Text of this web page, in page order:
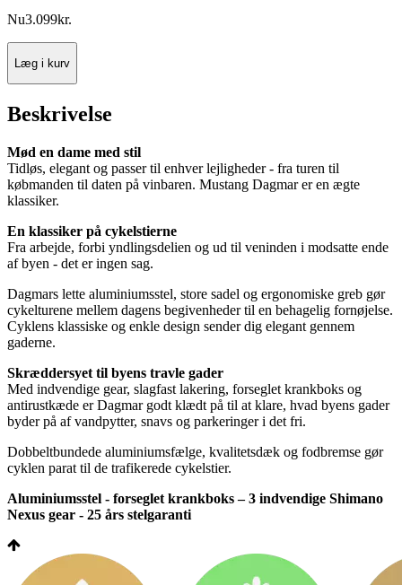
Nu3.099kr.
Læg i kurv
Beskrivelse
Mød en dame med stil
Tidløs, elegant og passer til enhver lejligheder - fra turen til
købmanden til daten på vinbaren. Mustang Dagmar er en ægte
klassiker.
En klassiker på cykelstierne
Fra arbejde, forbi yndlingsdelien og ud til veninden i modsatte ende
af byen - det er ingen sag.
Dagmars lette aluminiumsstel, store sadel og ergonomiske greb gør
cykelturene mellem dagens begivenheder til en behagelig fornøjelse.
Cyklens klassiske og enkle design sender dig elegant gennem
gaderne.
Skræddersyet til byens travle gader
Med indvendige gear, slagfast lakering, forseglet krankboks og
antirustkæde er Dagmar godt klædt på til at klare, hvad byens gader
byder på af vandpytter, snavs og parkeringer i det fri.
Dobbeltbundede aluminiumsfælge, kvalitetsdæk og fodbremse gør
cyklen parat til de trafikerede cykelstier.
Aluminiumsstel - forseglet krankboks – 3 indvendige Shimano
Nexus gear - 25 års stelgaranti